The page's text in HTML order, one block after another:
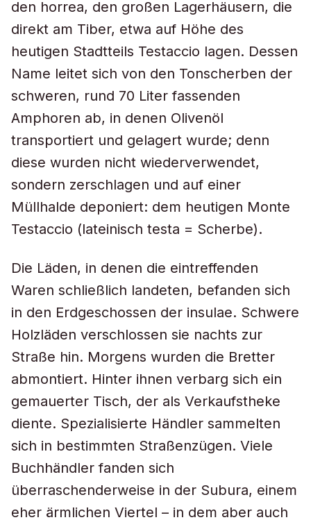
den horrea, den großen Lagerhäusern, die
direkt am Tiber, etwa auf Höhe des
heutigen Stadtteils Testaccio lagen. Dessen
Name leitet sich von den Tonscherben der
schweren, rund 70 Liter fassenden
Amphoren ab, in denen Olivenöl
transportiert und gelagert wurde; denn
diese wurden nicht wiederverwendet,
sondern zerschlagen und auf einer
Müllhalde deponiert: dem heutigen Monte
Testaccio (lateinisch testa = Scherbe).
Die Läden, in denen die eintreffenden
Waren schließlich landeten, befanden sich
in den Erdgeschossen der insulae. Schwere
Holzläden verschlossen sie nachts zur
Straße hin. Morgens wurden die Bretter
abmontiert. Hinter ihnen verbarg sich ein
gemauerter Tisch, der als Verkaufstheke
diente. Spezialisierte Händler sammelten
sich in bestimmten Straßenzügen. Viele
Buchhändler fanden sich
überraschenderweise in der Subura, einem
eher ärmlichen Viertel – in dem aber auch